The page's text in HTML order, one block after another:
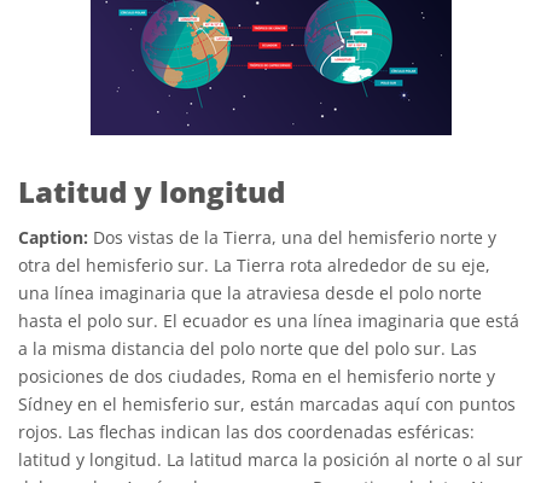
Latitud y longitud
Caption: Dos vistas de la Tierra, una del hemisferio norte y
otra del hemisferio sur. La Tierra rota alrededor de su eje,
una línea imaginaria que la atraviesa desde el polo norte
hasta el polo sur. El ecuador es una línea imaginaria que está
a la misma distancia del polo norte que del polo sur. Las
posiciones de dos ciudades, Roma en el hemisferio norte y
Sídney en el hemisferio sur, están marcadas aquí con puntos
rojos. Las flechas indican las dos coordenadas esféricas:
latitud y longitud. La latitud marca la posición al norte o al sur